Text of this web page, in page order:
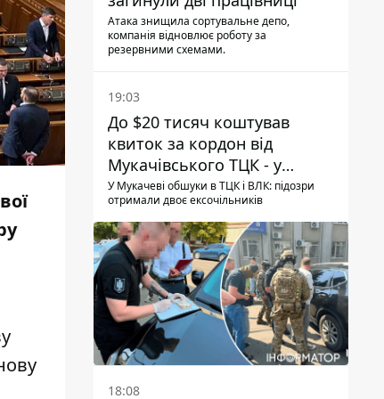
Атака знищила сортувальне депо,
компанія відновлює роботу за
резервними схемами.
19:03
До $20 тисяч коштував
квиток за кордон від
Мукачівського ТЦК - у
гучній справі перші підозри
отримали двоє колишніх
керівників
У Мукачеві обшуки в ТЦК і ВЛК: підозри
отримали двоє ексочільників
18:08